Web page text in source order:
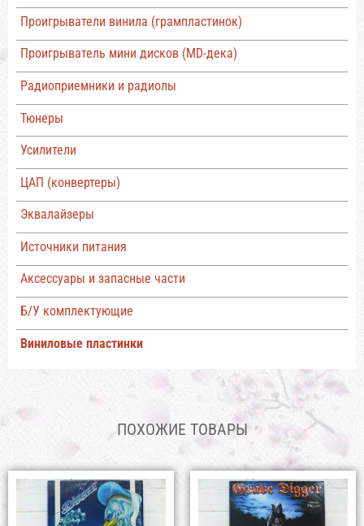
Проигрыватели винила (грампластинок)
Проигрыватель мини дисков (MD-дека)
Радиоприемники и радиолы
Тюнеры
Усилители
ЦАП (конвертеры)
Эквалайзеры
Источники питания
Аксессуары и запасные части
Б/У комплектующие
Виниловые пластинки
ПОХОЖИЕ ТОВАРЫ